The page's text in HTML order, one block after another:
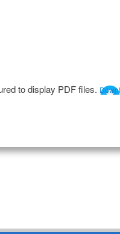
to display PDF files.